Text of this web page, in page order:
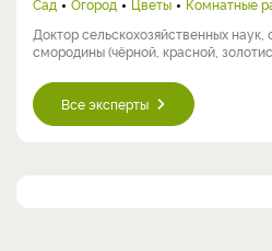
Сад Огород Цветы Комнатные
Доктор сельскохозяйственных наук,
смородины (чёрной, красной,
Все эксперты